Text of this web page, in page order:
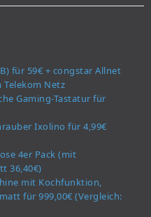
für 59€ + congstar Allnet
Telekom Netz
Gaming-Tastatur für
Ixolino für 4,99€
4er Pack (mit
36,40€)
mit Kochfunktion,
für 999,00€ (Vergleich: